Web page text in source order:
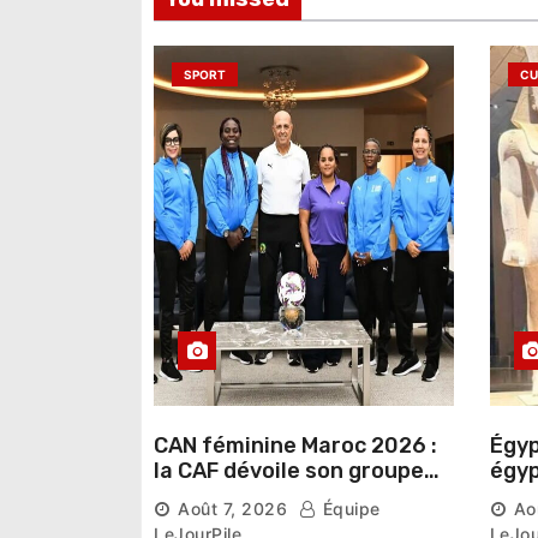
’
a
r
t
i
c
l
e
SPORT
CAN féminine Maroc 2026 :
la CAF dévoile son groupe
d’experts chargé d’analyser
la compétition
Août 7, 2026
Équipe
LeJourPile
une